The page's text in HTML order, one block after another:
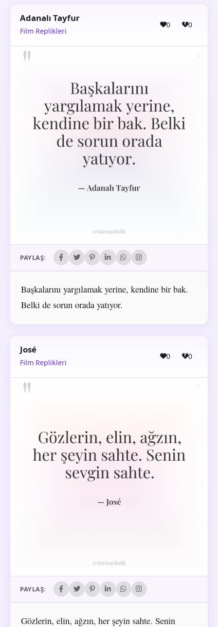
Adanalı Tayfur
Film Replikleri
0 0
PAYLAŞ:
Başkalarını yargılamak yerine, kendine bir bak.
Belki de sorun orada yatıyor.
José
Film Replikleri
0 0
PAYLAŞ:
Gözlerin, elin, ağzın, her şeyin sahte. Senin